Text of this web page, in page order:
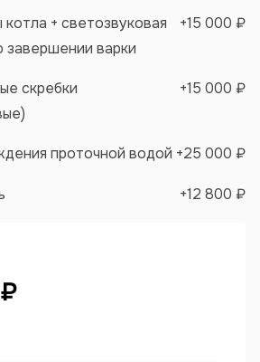
+ светозвуковая
завершении варки
+15 000 ₽
скребки
+15 000 ₽
проточной водой +25 000 ₽
+12 800 ₽